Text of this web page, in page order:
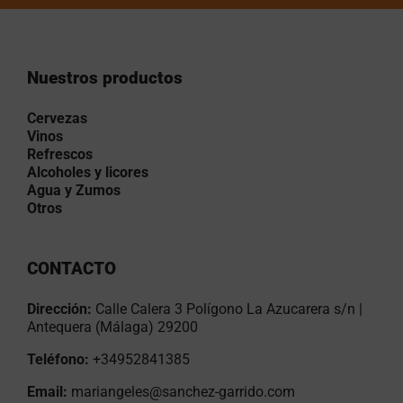
Nuestros productos
Cervezas
Vinos
Refrescos
Alcoholes y licores
Agua y Zumos
Otros
CONTACTO
Dirección: Calle Calera 3 Polígono La Azucarera s/n |
Antequera (Málaga) 29200
Teléfono: +34952841385
Email: mariangeles@sanchez-garrido.com